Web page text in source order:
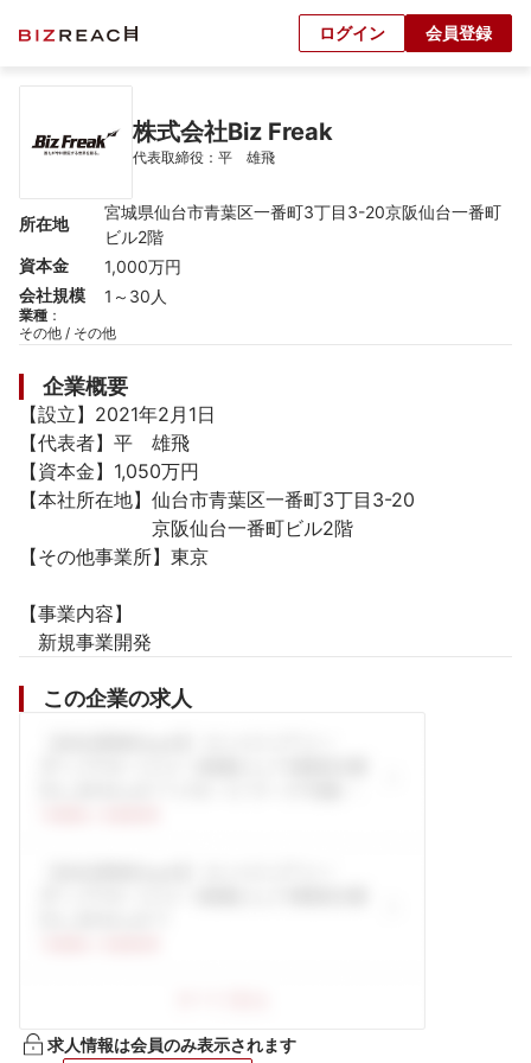
ログイン 会員登録
株式会社Biz Freak
代表取締役：平　雄飛
所在地
宮城県仙台市青葉区一番町3丁目3-20京阪仙台一番町
ビル2階
資本金
1,000万円
会社規模
1～30人
業種 ：
その他 / その他
企業概要
【設立】2021年2月1日
【代表者】平　雄飛
【資本金】1,050万円
【本社所在地】仙台市青葉区一番町3丁目3-20
京阪仙台一番町ビル2階
【その他事業所】東京
【事業内容】
新規事業開発
この企業の求人
求人情報は会員のみ表示されます